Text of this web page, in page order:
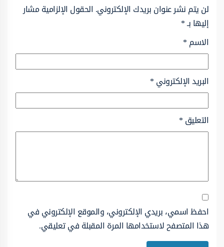
لن يتم نشر عنوان بريدك الإلكتروني. الحقول الإلزامية مشار
إليها بـ*
الاسم*
البريد الإلكتروني*
التعليق*
احفظ اسمي، بريدي الإلكتروني، والموقع الإلكتروني في
هذا المتصفح لاستخدامها المرة المقبلة في تعليقي.